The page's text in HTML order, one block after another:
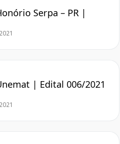
Serpa – PR |
| Edital 006/2021